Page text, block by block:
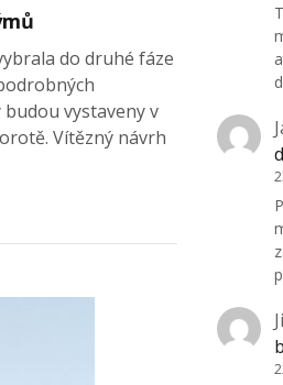
do druhé fáze
vystaveny v
Vítězný návrh